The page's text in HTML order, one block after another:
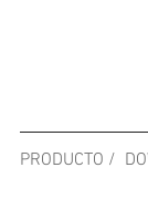
PRODUCTO /